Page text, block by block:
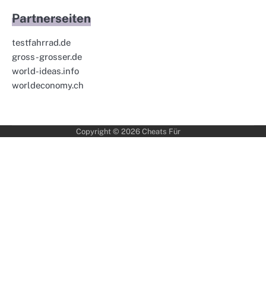
Partnerseiten
testfahrrad.de
gross-grosser.de
world-ideas.info
worldeconomy.ch
Copyright © 2026 Cheats Für